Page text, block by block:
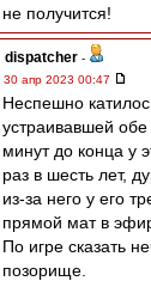
не получится!
dispatcher -
30 апр 2023 00:47
Неспешно
устраивавшей обе
минут до конца у
раз в шесть лет,
из-за него у его
прямой мат в
По игре сказать
позорище.